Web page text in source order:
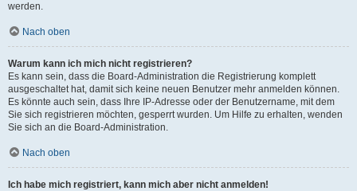
werden.
Nach oben
Warum kann ich mich nicht registrieren?
Es kann sein, dass die Board-Administration die Registrierung komplett
ausgeschaltet hat, damit sich keine neuen Benutzer mehr anmelden können.
Es könnte auch sein, dass Ihre IP-Adresse oder der Benutzername, mit dem
Sie sich registrieren möchten, gesperrt wurden. Um Hilfe zu erhalten, wenden
Sie sich an die Board-Administration.
Nach oben
Ich habe mich registriert, kann mich aber nicht anmelden!